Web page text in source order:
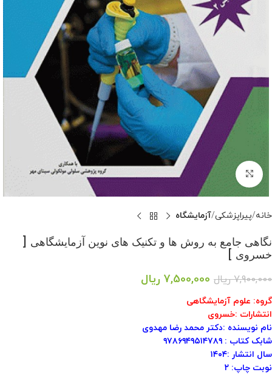
بزرگنمایی تصویر
خانه پیراپزشکی آزمایشگاه
نگاهی جامع به روش ها و تکنیک های نوین آزمایشگاهی [
خسروی ]
7,900,000 ریال 7,500,000 ریال
گروه: علوم آزمایشگاهی
انتشارات :خسروی
نام نویسنده :دکتر محمد رضا مهدوی
شابک کتاب : ۹۷۸۶۹۴۹۵۱۴۷۸۹
سال انتشار :۱۴۰۴
نوبت چاپ: ۲